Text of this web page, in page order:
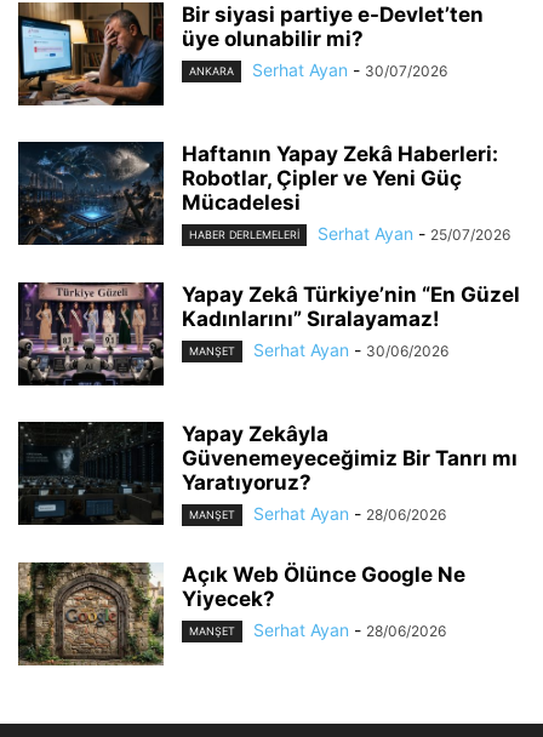
Bir siyasi partiye e-Devlet’ten
üye olunabilir mi?
ANKARA Serhat Ayan - 30/07/2026
Haftanın Yapay Zekâ Haberleri:
Robotlar, Çipler ve Yeni Güç
Mücadelesi
HABER DERLEMELERI Serhat Ayan - 25/07/2026
Yapay Zekâ Türkiye’nin “En Güzel
Kadınlarını” Sıralayamaz!
MANŞET Serhat Ayan - 30/06/2026
Yapay Zekâyla
Güvenemeyeceğimiz Bir Tanrı mı
Yaratıyoruz?
MANŞET Serhat Ayan - 28/06/2026
Açık Web Ölünce Google Ne
Yiyecek?
MANŞET Serhat Ayan - 28/06/2026